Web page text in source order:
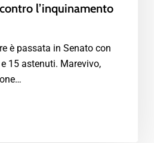
l’inquinamento
è passata in Senato con
15 astenuti. Marevivo,